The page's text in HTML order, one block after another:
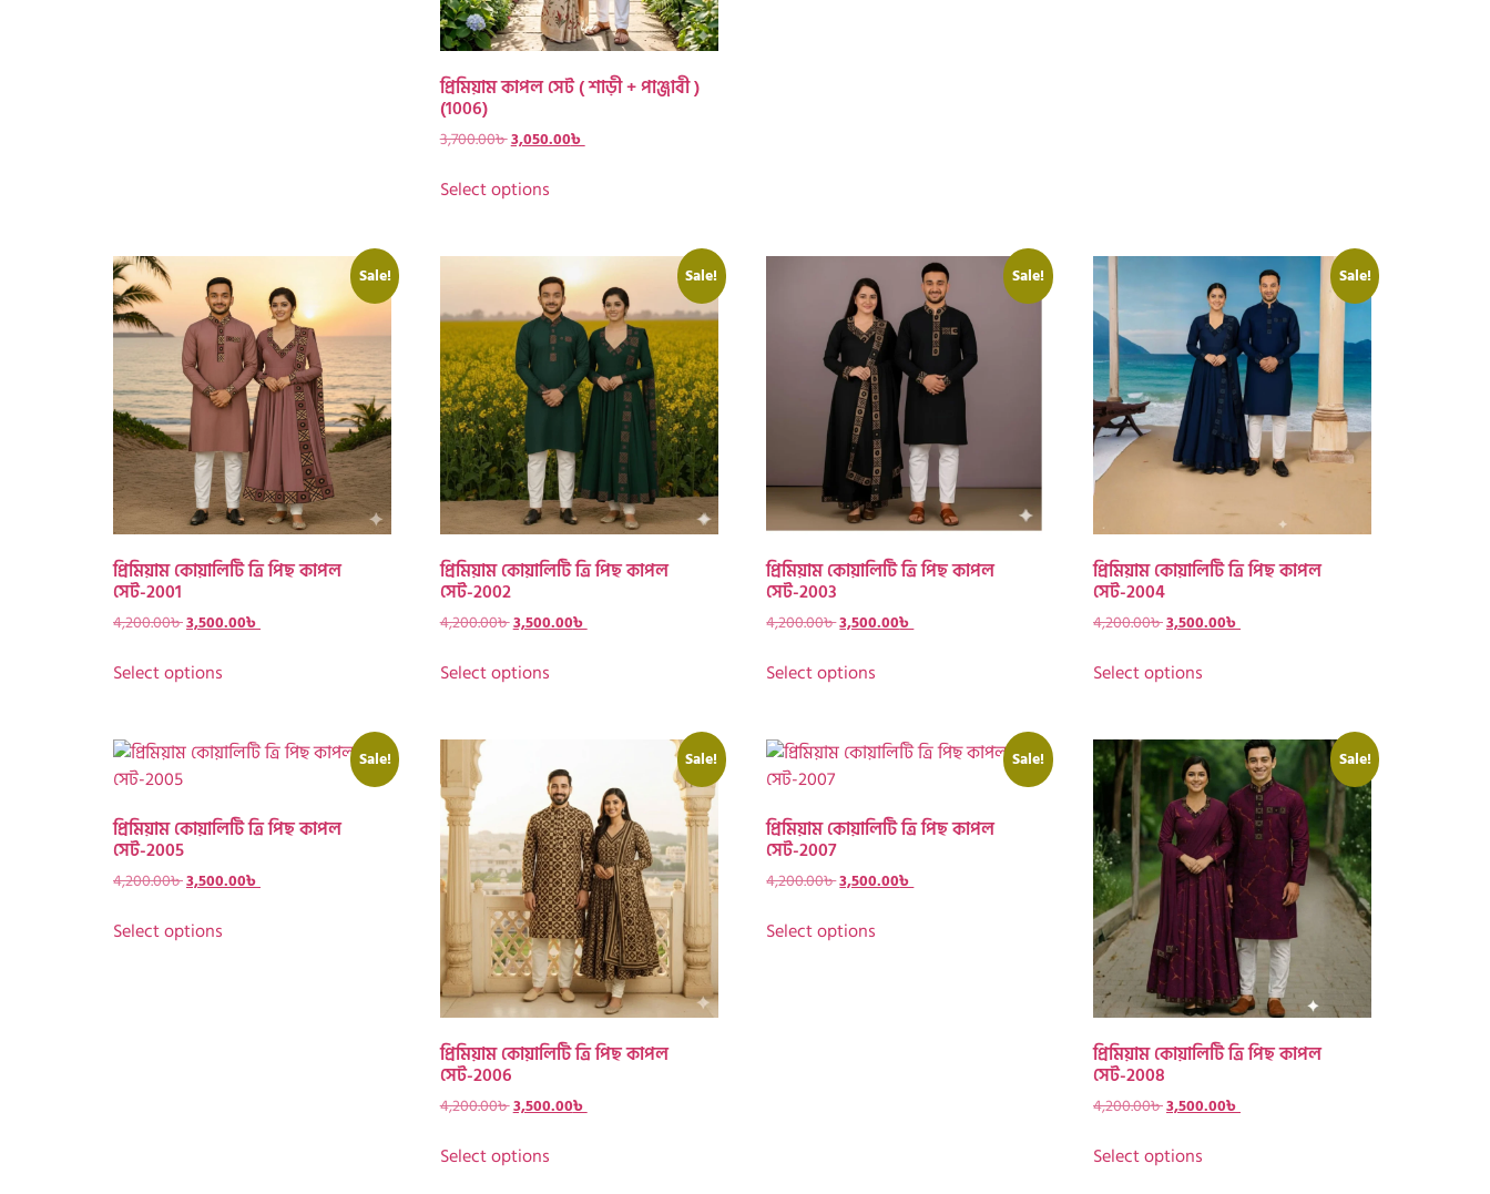
প্রিমিয়াম কাপল সেট ( শাড়ী + পাঞ্জাবী )
(1006)
3,700.00৳3,050.00৳
Select options
Sale!
প্রিমিয়াম কোয়ালিটি ত্রি পিছ কাপল
সেট-2001
4,200.00৳3,500.00৳
Select options
Sale!
প্রিমিয়াম কোয়ালিটি ত্রি পিছ কাপল
সেট-2002
4,200.00৳3,500.00৳
Select options
Sale!
প্রিমিয়াম কোয়ালিটি ত্রি পিছ কাপল
সেট-2003
4,200.00৳3,500.00৳
Select options
Sale!
প্রিমিয়াম কোয়ালিটি ত্রি পিছ কাপল
সেট-2004
4,200.00৳3,500.00৳
Select options
Sale!
প্রিমিয়াম কোয়ালিটি ত্রি পিছ কাপল
সেট-2005
4,200.00৳3,500.00৳
Select options
Sale!
প্রিমিয়াম কোয়ালিটি ত্রি পিছ কাপল
সেট-2006
4,200.00৳3,500.00৳
Select options
Sale!
প্রিমিয়াম কোয়ালিটি ত্রি পিছ কাপল
সেট-2007
4,200.00৳3,500.00৳
Select options
Sale!
প্রিমিয়াম কোয়ালিটি ত্রি পিছ কাপল
সেট-2008
4,200.00৳3,500.00৳
Select options